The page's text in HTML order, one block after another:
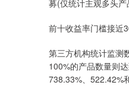
募(仅统计主观多头产
前十收益率门槛接近
第三方机构统计监测
100%的产品数量则
738.33%、522.42%